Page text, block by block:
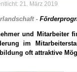
21. März 2019
-
und Mitarbeiter
im
oft attraktive